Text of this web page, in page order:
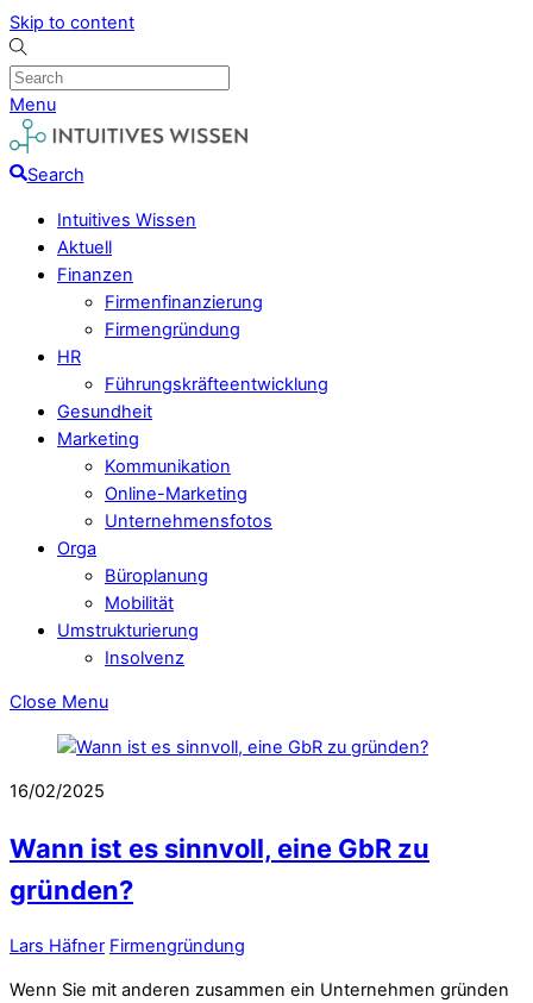
Skip to content
Menu
Search
Intuitives Wissen
Aktuell
Finanzen
Firmenfinanzierung
Firmengründung
HR
Führungskräfteentwicklung
Gesundheit
Marketing
Kommunikation
Online-Marketing
Unternehmensfotos
Orga
Büroplanung
Mobilität
Umstrukturierung
Insolvenz
Close Menu
16/02/2025
Wann ist es sinnvoll, eine GbR zu
gründen?
Lars Häfner Firmengründung
Wenn Sie mit anderen zusammen ein Unternehmen gründen